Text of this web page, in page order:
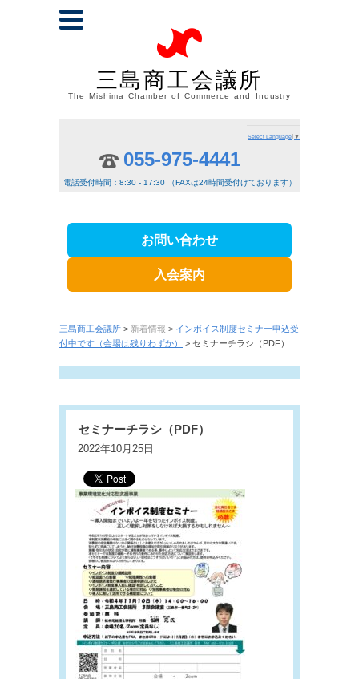
三島商工会議所
The Mishima Chamber of Commerce and Industry
Select Language ▼
055-975-4441
電話受付時間：8:30 - 17:30 （FAXは24時間受付けております）
お問い合わせ
入会案内
三島商工会議所 > 新着情報 > インボイス制度セミナー申込受
付中です（会場は残りわずか）
> セミナーチラシ（PDF）
セミナーチラシ（PDF）
2022年10月25日